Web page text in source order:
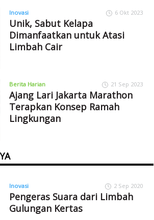
Inovasi 6 Okt 2023
Unik, Sabut Kelapa
Dimanfaatkan untuk Atasi
Limbah Cair
Berita Harian 21 Sep 2023
Ajang Lari Jakarta Marathon
Terapkan Konsep Ramah
Lingkungan
Inovasi 2 Sep 2020
Pengeras Suara dari Limbah
Gulungan Kertas